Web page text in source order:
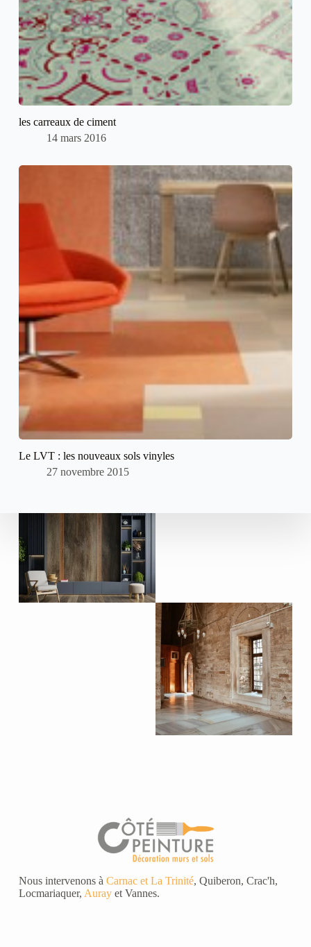
les carreaux de ciment
14 mars 2016
Le LVT : les nouveaux sols vinyles
27 novembre 2015
Nous intervenons à Carnac et La Trinité, Quiberon, Crac'h,
Locmariaquer, Aurayet Vannes.